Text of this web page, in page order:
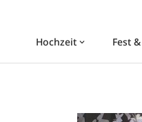
Hochzeit keyboard_arrow_down Fest